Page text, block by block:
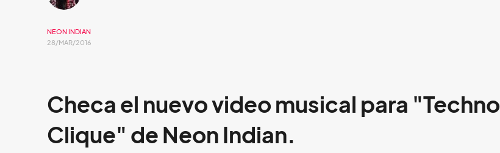
NEON INDIAN
28/MAR/2016
Checa el nuevo video musical para "Techno
Clique" de Neon Indian.